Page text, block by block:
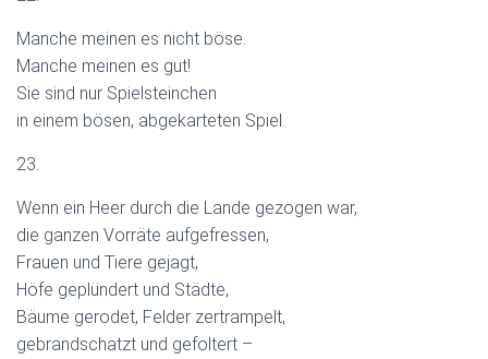
Manche meinen es nicht böse.
Manche meinen es gut!
Sie sind nur Spielsteinchen
in einem bösen, abgekarteten Spiel.
23.
Wenn ein Heer durch die Lande gezogen war,
die ganzen Vorräte aufgefressen,
Frauen und Tiere gejagt,
Höfe geplündert und Städte,
Bäume gerodet, Felder zertrampelt,
gebrandschatzt und gefoltert –